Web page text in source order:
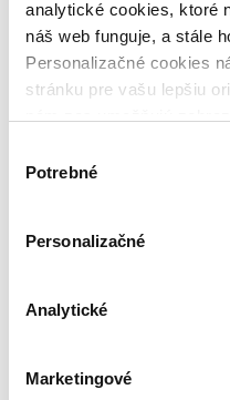
analytické cookies, ktoré
náš web funguje, a stále
Personalizačné cookies
stránku pre vašu lepšiu
nám pomohlo, keby sme
súhlasu
Potrebné
Personalizačné
Analytické
Marketingové